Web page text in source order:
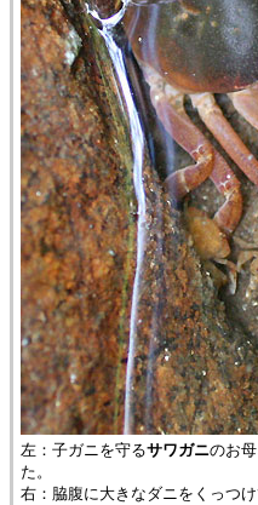
左：子ガニを守るサワガニのお
た。
右：脇腹に大きなダニをくっつ